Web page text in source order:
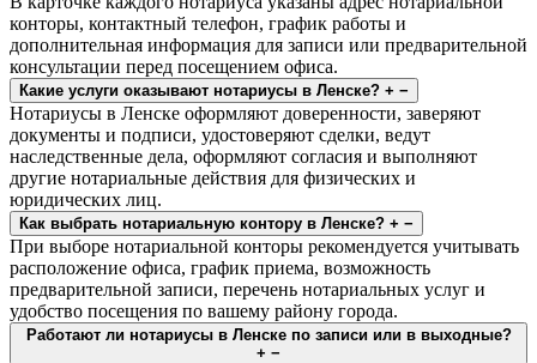
конторы, контактный телефон, график работы и
дополнительная информация для записи или предварительной
консультации перед посещением офиса.
Какие услуги оказывают нотариусы в Ленске? + −
Нотариусы в Ленске оформляют доверенности, заверяют
документы и подписи, удостоверяют сделки, ведут
наследственные дела, оформляют согласия и выполняют
другие нотариальные действия для физических и
юридических лиц.
Как выбрать нотариальную контору в Ленске? + −
При выборе нотариальной конторы рекомендуется учитывать
расположение офиса, график приема, возможность
предварительной записи, перечень нотариальных услуг и
удобство посещения по вашему району города.
Работают ли нотариусы в Ленске по записи или в выходные?
+ −